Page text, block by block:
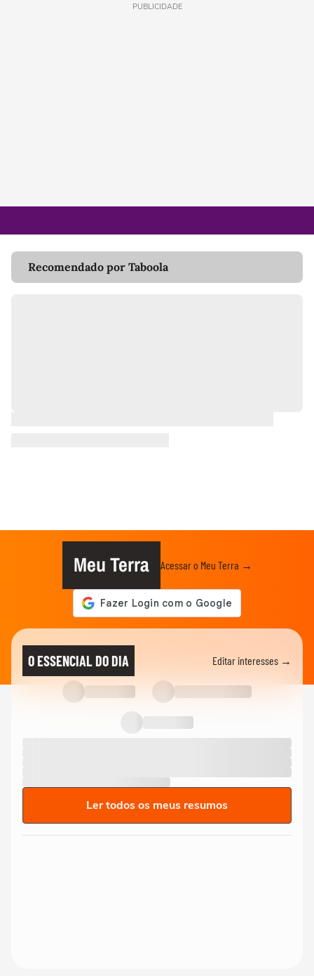
PUBLICIDADE
Recomendado por Taboola
Meu Terra Acessar o Meu Terra →
O ESSENCIAL DO DIA Editar interesses →
Ler todos os meus resumos